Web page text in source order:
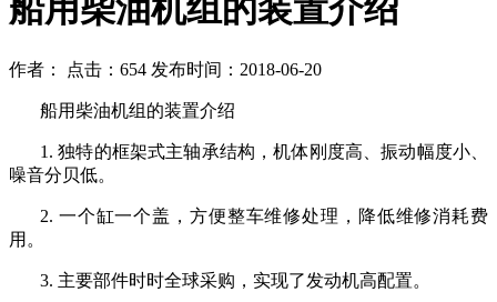
船用柴油机组的装置介绍
作者： 点击：654 发布时间：2018-06-20
船用柴油机组的装置介绍
1.独特的框架式主轴承结构，机体刚度高、振动幅度小、
噪音分贝低。
2. 一个缸一个盖，方便整车维修处理，降低维修消耗费
用。
3. 主要部件时时全球采购，实现了发动机高配置。